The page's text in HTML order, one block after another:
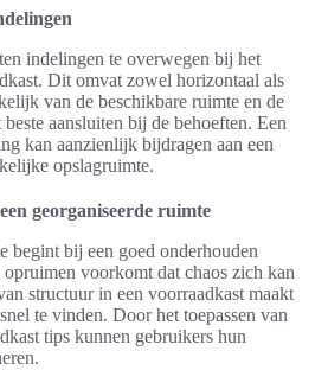
indelingen te overwegen bij het
Dit omvat zowel horizontaal als
van de beschikbare ruimte en de
aansluiten bij de behoeften. Een
kan aanzienlijk bijdragen aan een
opslagruimte.
georganiseerde ruimte
begint bij een goed onderhouden
voorkomt dat chaos zich kan
structuur in een voorraadkast maakt
te vinden. Door het toepassen van
tips kunnen gebruikers hun